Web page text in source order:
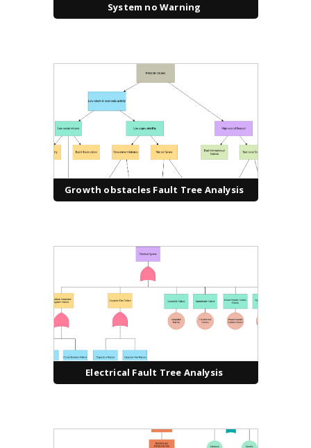
System no Warning
Growth obstacles Fault Tree Analysis
Electrical Fault Tree Analysis